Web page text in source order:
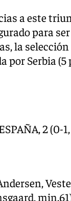
a este
para
la
por Serbia
2 (0-